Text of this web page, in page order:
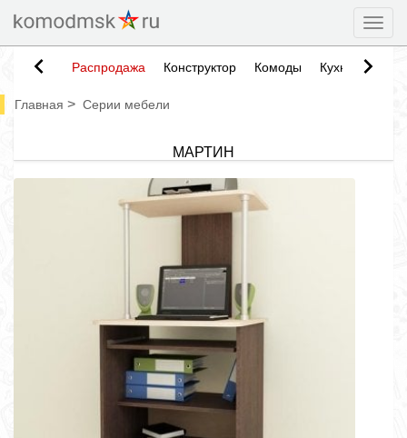
Распродажа Конструктор Комоды Кухни
Главная > Серии мебели
МАРТИН